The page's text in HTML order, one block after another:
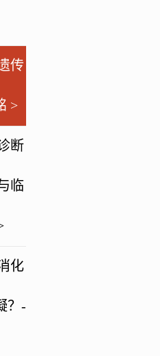
传
>
断
临
化
？-